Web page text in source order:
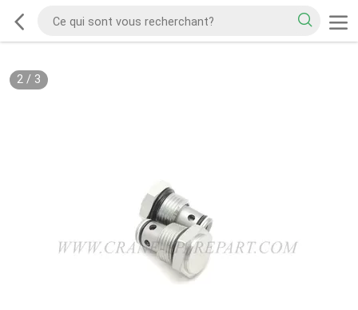
2/ 3